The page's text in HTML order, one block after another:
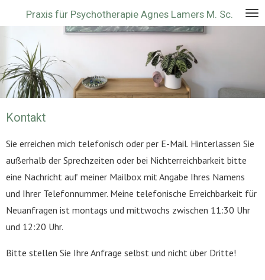
springen
Praxis für Psychotherapie Agnes Lamers M. Sc.
Kontakt
Sie erreichen mich telefonisch oder per E-Mail. Hinterlassen Sie
außerhalb der Sprechzeiten oder bei Nichterreichbarkeit bitte
eine Nachricht auf meiner Mailbox mit Angabe Ihres Namens
und Ihrer Telefonnummer. Meine telefonische Erreichbarkeit für
Neuanfragen ist montags und mittwochs zwischen 11:30 Uhr
und 12:20 Uhr.
Bitte stellen Sie Ihre Anfrage selbst und nicht über Dritte!